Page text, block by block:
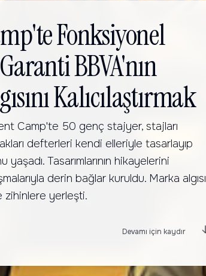
Fonksiyonel
BBVA'nın
Kalıcılaştırmak
Camp'te 50 genç stajyer, stajları
defterleri kendi elleriyle tasarlayıp
yaşadı. Tasarımlarının hikayelerini
derin bağlar kuruldu. Marka algısı
zihinlere yerleşti.
Devamı için kaydır